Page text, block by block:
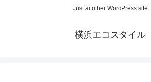
Just another WordPress site
横浜エコスタイル